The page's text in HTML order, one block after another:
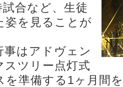
合など、生徒
姿を見ることが
事はアドヴェン
スツリー点灯式
を準備する1ヶ月間